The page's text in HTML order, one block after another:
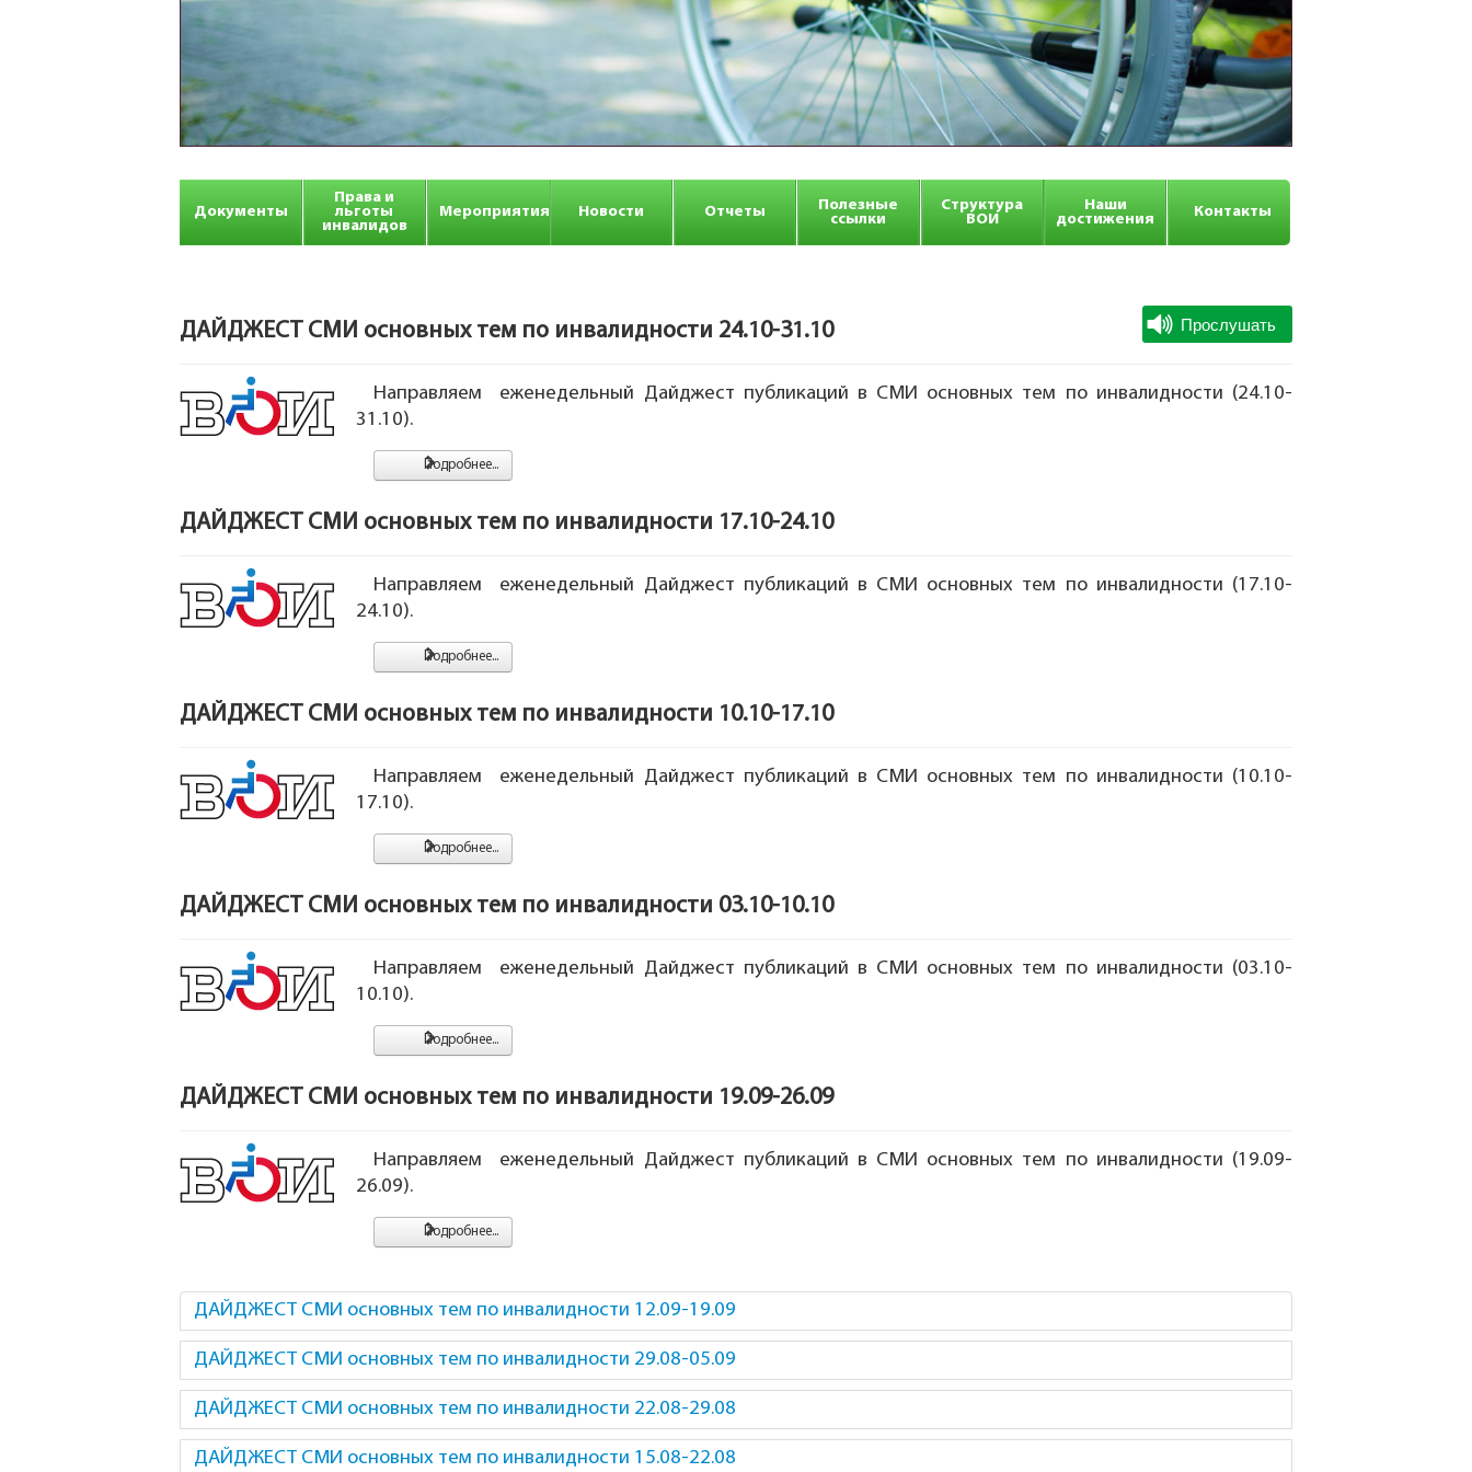
Документы
Права и
льготы
инвалидов
Мероприятия Новости Отчеты
Полезные
ссылки
Структура
ВОИ
Наши
достижения
Контакты
ДАЙДЖЕСТ СМИ основных тем по инвалидности 24.10-31.10
Направляем еженедельный Дайджест публикаций в СМИ основных тем по инвалидности (24.10-
31.10).
Подробнее...
ДАЙДЖЕСТ СМИ основных тем по инвалидности 17.10-24.10
Направляем еженедельный Дайджест публикаций в СМИ основных тем по инвалидности (17.10-
24.10).
Подробнее...
ДАЙДЖЕСТ СМИ основных тем по инвалидности 10.10-17.10
Направляем еженедельный Дайджест публикаций в СМИ основных тем по инвалидности (10.10-
17.10).
Подробнее...
ДАЙДЖЕСТ СМИ основных тем по инвалидности 03.10-10.10
Направляем еженедельный Дайджест публикаций в СМИ основных тем по инвалидности (03.10-
10.10).
Подробнее...
ДАЙДЖЕСТ СМИ основных тем по инвалидности 19.09-26.09
Направляем еженедельный Дайджест публикаций в СМИ основных тем по инвалидности (19.09-
26.09).
Подробнее...
ДАЙДЖЕСТ СМИ основных тем по инвалидности 12.09-19.09
ДАЙДЖЕСТ СМИ основных тем по инвалидности 29.08-05.09
ДАЙДЖЕСТ СМИ основных тем по инвалидности 22.08-29.08
ДАЙДЖЕСТ СМИ основных тем по инвалидности 15.08-22.08